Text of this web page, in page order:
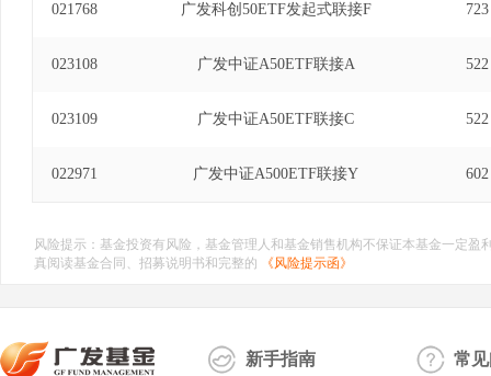
021768 广发科创50ETF发起式联接F 723
023108 广发中证A50ETF联接A 522
023109 广发中证A50ETF联接C 522
022971 广发中证A500ETF联接Y 602
风险提示：基金投资有风险，基金管理人和基金销售机构不保证本基金一定
真阅读基金合同、招募说明书和完整的
《风险提示函》
新手指南 常